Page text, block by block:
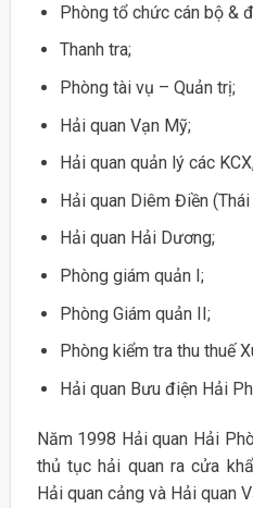
Phòng tổ chức cán bộ &
Thanh tra;
Phòng tài vụ – Quản trị;
Hải quan Vạn Mỹ;
Hải quan quản lý các
Hải quan Diêm Điền
Hải quan Hải Dương;
Phòng giám quản I;
Phòng Giám quản II;
Phòng kiểm tra thu thuế
Hải quan Bưu điện Hải
Năm 1998 Hải quan Hải
thủ tục hải quan ra cửa
Hải quan cảng và Hải quan